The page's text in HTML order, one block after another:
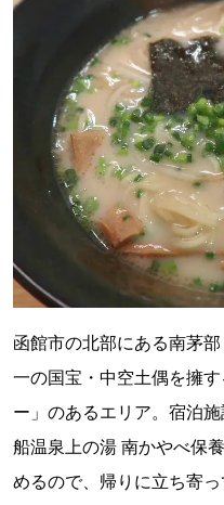
函館市の北部にある南茅
一の国宝・中空土偶を擁
ー」のあるエリア。宿泊
船温泉上の湯 南かやべ保
めるので、帰りに立ち寄っ